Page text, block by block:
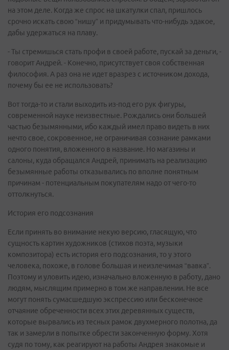
на этом деле. Когда же спрос на шкатулки спал, пришлось
срочно искать свою “нишу” и придумывать что-нибудь эдакое,
дабы удержаться на плаву.
- Ты стремишься стать профи в своей работе, пускай за деньги, -
говорит Андрей. - Конечно, присутствует своя собственная
философия. А раз она не идет вразрез с источником дохода,
почему бы ее не использовать?
Вот тогда-то и стали выходить из-под его рук фигуры,
современной науке неизвестные. Рождались они большей
частью безымянными, ибо каждый имел право видеть в них
нечто свое, сокровенное, не ограничивая сознание рамками
одного понятия, вложенного в название. Но магазины и
салоны, куда обращался Андрей, принимать на реализацию
безымянные работы отказывались по вполне понятным
причинам - потенциальным покупателям надо от чего-то
оттолкнуться.
История его подсознания
Если принять во внимание некую версию, гласящую, что
сущность картин художников (стихов поэта, музыки
композитора) есть история его подсознания, то у этого
человека, похоже, в голове большая и неизлечимая “вавка”.
Поэтому и уловить идею, изначально вложенную в работу, дано
людям, мыслящим примерно в том же направлении. Не все
могут понять сумасшедшую экспрессию или бесконечное
отчаяние обреченности всех этих деревянных существ,
которые вырвались из тесных рамок двухмерного полотна, да
так и замерли в попытке обрести законченную форму. Хотя
судя по тому, как реагируют на работы Андрея знакомые и